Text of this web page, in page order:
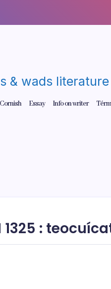
wads
Essay Info on writer
1325 :